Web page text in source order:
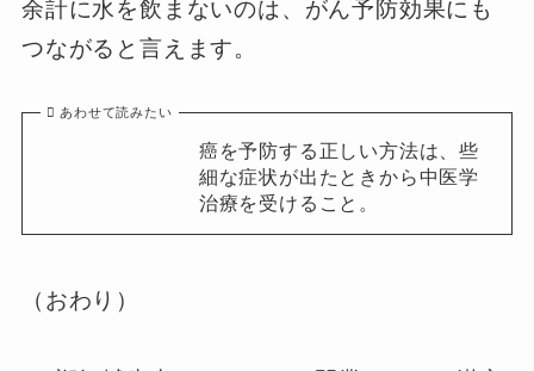
余計に水を飲まないのは、がん予防効果にも
つながると言えます。
あわせて読みたい
癌を予防する正しい方法は、些
細な症状が出たときから中医学
治療を受けること。
（おわり）